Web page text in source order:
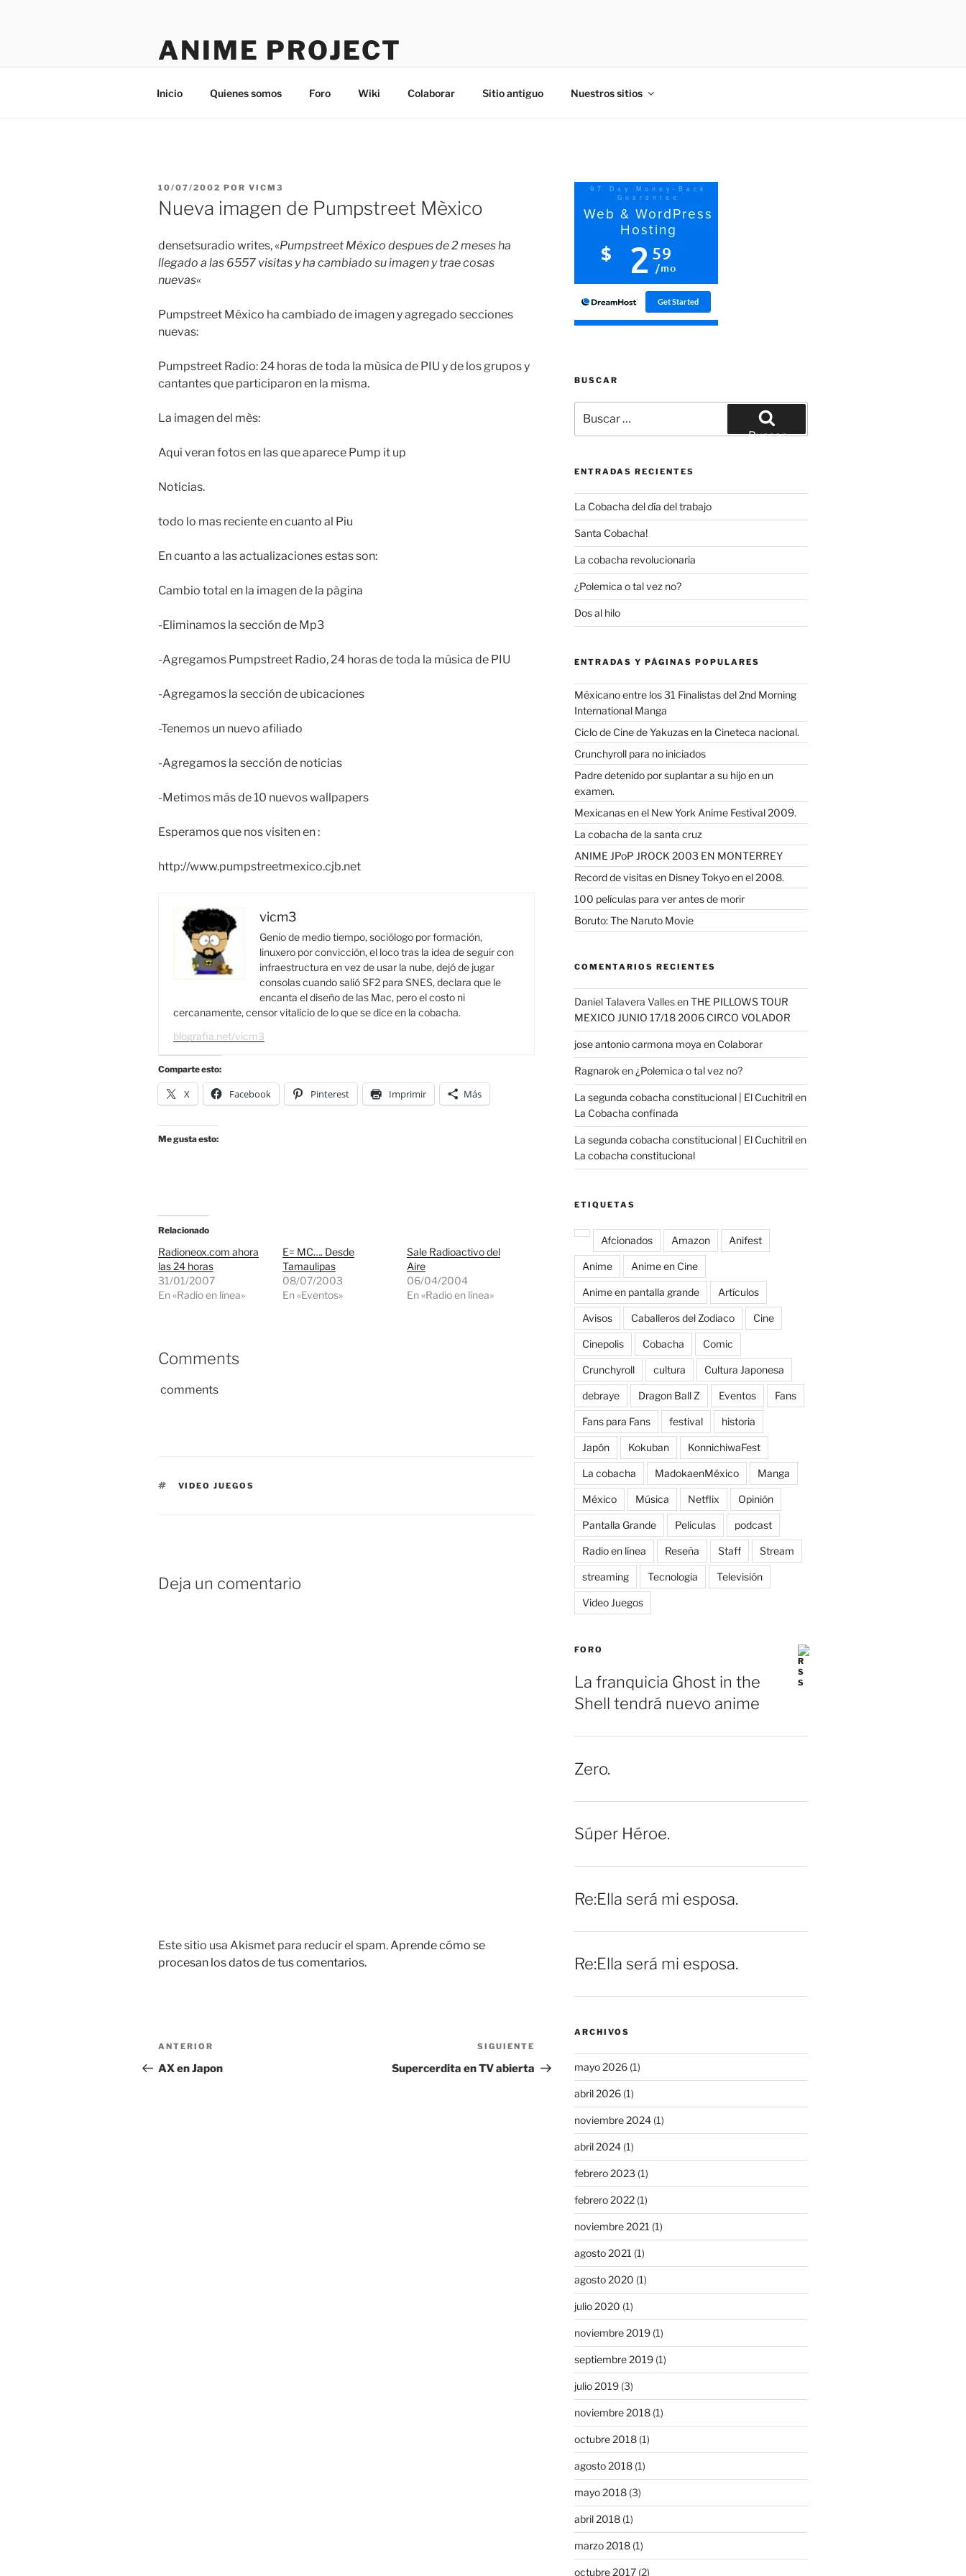
ANIME PROJECT
Inicio Quienes somos Foro Wiki Colaborar Sitio antiguo Nuestros sitios
PUBLICADO
EL
10/07/2002 POR VICM3
Nueva imagen de Pumpstreet Mèxico
densetsuradio writes, «Pumpstreet México despues de 2 meses ha
llegado a las 6557 visitas y ha cambiado su imagen y trae cosas
nuevas«
Pumpstreet México ha cambiado de imagen y agregado secciones
nuevas:
Pumpstreet Radio: 24 horas de toda la mùsica de PIU y de los grupos y
cantantes que participaron en la misma.
La imagen del mès:
Aqui veran fotos en las que aparece Pump it up
Noticias.
todo lo mas reciente en cuanto al Piu
En cuanto a las actualizaciones estas son:
Cambio total en la imagen de la pàgina
-Eliminamos la sección de Mp3
-Agregamos Pumpstreet Radio, 24 horas de toda la música de PIU
-Agregamos la sección de ubicaciones
-Tenemos un nuevo afiliado
-Agregamos la sección de noticias
-Metimos más de 10 nuevos wallpapers
Esperamos que nos visiten en :
http://www.pumpstreetmexico.cjb.net
vicm3
Genio de medio tiempo, sociólogo por formación,
linuxero por convicción, el loco tras la idea de seguir con
infraestructura en vez de usar la nube, dejó de jugar
consolas cuando salió SF2 para SNES, declara que le
encanta el diseño de las Mac, pero el costo ni
cercanamente, censor vitalicio de lo que se dice en la cobacha.
blografia.net/vicm3
Comparte esto:
X Facebook Pinterest Imprimir Más
Me gusta esto:
Relacionado
Radioneox.com ahora
las 24 horas
31/01/2007
En «Radio en línea»
E= MC…. Desde
Tamaulipas
08/07/2003
En «Eventos»
Sale Radioactivo del
Aire
06/04/2004
En «Radio en línea»
Comments
comments
ETIQUETAS
VIDEO JUEGOS
Deja un comentario
Este sitio usa Akismet para reducir el spam.Aprende cómo se
procesan los datos de tus comentarios.
Navegación
de
Entrada
anterior:
ANTERIOR
AX en Japon
entrada
SIGUIENTE
Supercerdita en TV abierta
BUSCAR
por:
Buscar
ENTRADAS RECIENTES
La Cobacha del día del trabajo
Santa Cobacha!
La cobacha revolucionaria
¿Polemica o tal vez no?
Dos al hilo
ENTRADAS Y PÁGINAS POPULARES
Méxicano entre los 31 Finalistas del 2nd Morning
International Manga
Ciclo de Cine de Yakuzas en la Cineteca nacional.
Crunchyroll para no iniciados
Padre detenido por suplantar a su hijo en un
examen.
Mexicanas en el New York Anime Festival 2009.
La cobacha de la santa cruz
ANIME JPoP JROCK 2003 EN MONTERREY
Record de visitas en Disney Tokyo en el 2008.
100 películas para ver antes de morir
Boruto: The Naruto Movie
COMENTARIOS RECIENTES
Daniel Talavera VallesenTHE PILLOWS TOUR
MEXICO JUNIO 17/18 2006 CIRCO VOLADOR
jose antonio carmona moya en Colaborar
Ragnarok en¿Polemica o tal vez no?
La segunda cobacha constitucional | El Cuchitrilen
La Cobacha confinada
La segunda cobacha constitucional | El Cuchitrilen
La cobacha constitucional
ETIQUETAS
Afcionados Amazon Anifest
Anime Anime en Cine
Anime en pantalla grande Artículos
Avisos Caballeros del Zodiaco Cine
Cinepolis Cobacha Comic
Crunchyroll cultura Cultura Japonesa
debraye Dragon Ball Z Eventos Fans
Fans para Fans festival historia
Japón Kokuban KonnichiwaFest
La cobacha MadokaenMéxico Manga
México Música Netflix Opinión
Pantalla Grande Peliculas podcast
Radio en línea Reseña Staff Stream
streaming Tecnologia Televisión
Video Juegos
FORO
La franquicia Ghost in the
Shell tendrá nuevo anime
Zero.
Súper Héroe.
Re:Ella será mi esposa.
Re:Ella será mi esposa.
ARCHIVOS
mayo 2026(1)
abril 2026(1)
noviembre 2024(1)
abril 2024(1)
febrero 2023 (1)
febrero 2022(1)
noviembre 2021 (1)
agosto 2021 (1)
agosto 2020 (1)
julio 2020 (1)
noviembre 2019(1)
septiembre 2019(1)
julio 2019(3)
noviembre 2018(1)
octubre 2018(1)
agosto 2018(1)
mayo 2018(3)
abril 2018(1)
marzo 2018(1)
octubre 2017(2)